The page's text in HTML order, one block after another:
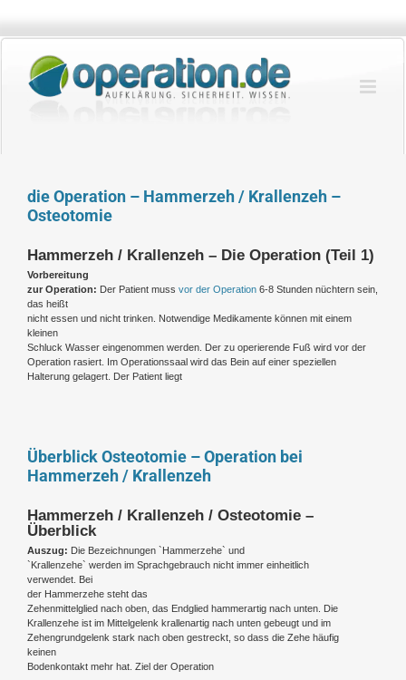
springen
die Operation – Hammerzeh / Krallenzeh –
Osteotomie
Hammerzeh / Krallenzeh – Die Operation (Teil 1)
Vorbereitung
zur Operation: Der Patient muss vor der Operation 6-8 Stunden nüchtern sein,
das heißt
nicht essen und nicht trinken. Notwendige Medikamente können mit einem
kleinen
Schluck Wasser eingenommen werden. Der zu operierende Fuß wird vor der
Operation rasiert. Im Operationssaal wird das Bein auf einer speziellen
Halterung gelagert. Der Patient liegt
Überblick Osteotomie – Operation bei
Hammerzeh / Krallenzeh
Hammerzeh / Krallenzeh / Osteotomie –
Überblick
Auszug: Die Bezeichnungen `Hammerzehe` und
`Krallenzehe` werden im Sprachgebrauch nicht immer einheitlich
verwendet. Bei
der Hammerzehe steht das
Zehenmittelglied nach oben, das Endglied hammerartig nach unten. Die
Krallenzehe ist im Mittelgelenk krallenartig nach unten gebeugt und im
Zehengrundgelenk stark nach oben gestreckt, so dass die Zehe häufig
keinen
Bodenkontakt mehr hat. Ziel der Operation